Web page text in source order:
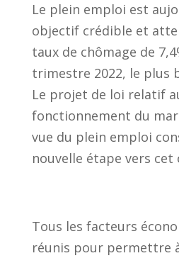
Le plein emploi est
objectif crédible et
taux de chômage de
trimestre 2022, le plus
Le projet de loi relatif
fonctionnement du
vue du plein emploi
nouvelle étape vers
Tous les facteurs
réunis pour permettre